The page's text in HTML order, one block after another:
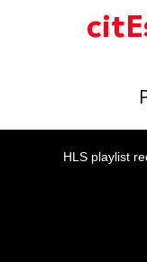
HLS playlist